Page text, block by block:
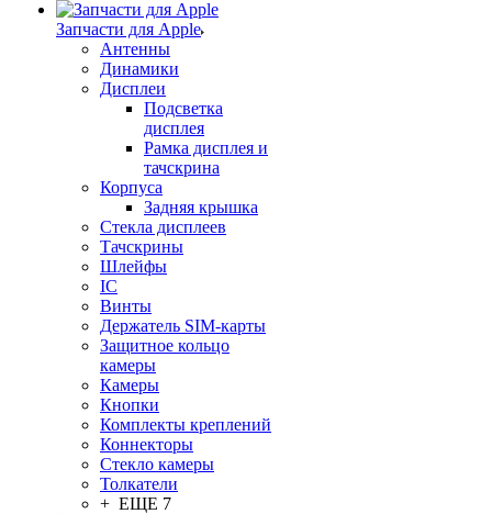
Запчасти для Apple
Антенны
Динамики
Дисплеи
Подсветка
дисплея
Рамка дисплея и
тачскрина
Корпуса
Задняя крышка
Стекла дисплеев
Тачскрины
Шлейфы
IC
Винты
Держатель SIM-карты
Защитное кольцо
камеры
Камеры
Кнопки
Комплекты креплений
Коннекторы
Стекло камеры
Толкатели
+ ЕЩЕ 7